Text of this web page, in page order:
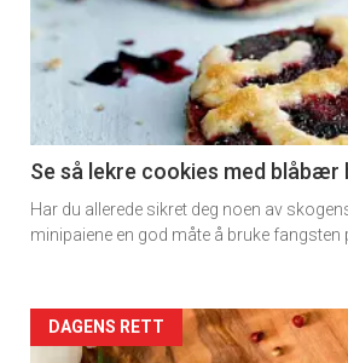
detail
-
section
11
Dagens
Se så lekre cookies med blåbær
Har du allerede sikret deg noen av
minipaiene en god måte å bruke fangsten
Artikler
DAGENS RETT